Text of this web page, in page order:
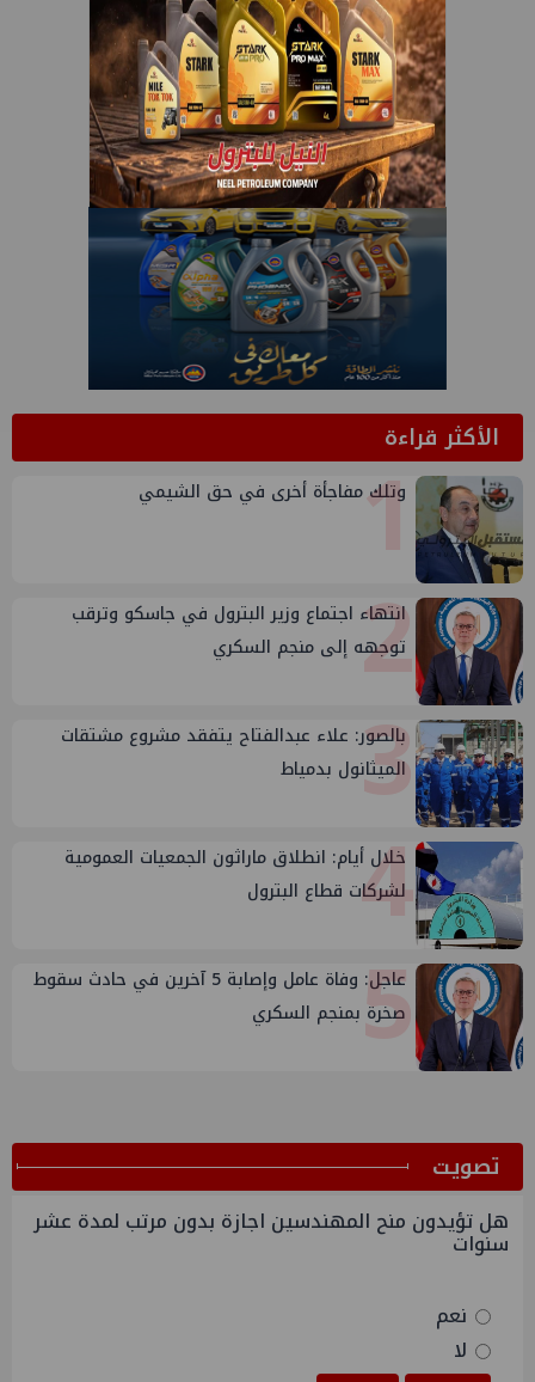
الأكثر قراءة1
وتلك مفاجأة أخرى في حق الشيمي
2
انتهاء اجتماع وزير البترول في جاسكو وترقب
توجهه إلى منجم السكري
3
بالصور: علاء عبدالفتاح يتفقد مشروع مشتقات
الميثانول بدمياط
4
خلال أيام: انطلاق ماراثون الجمعيات العمومية
لشركات قطاع البترول
5
عاجل: وفاة عامل وإصابة 5 آخرين في حادث سقوط
صخرة بمنجم السكري
ﺗﺼﻮﻳﺖ
هل تؤيدون منح المهندسين اجازة بدون مرتب لمدة عشر
سنوات
نعم
لا